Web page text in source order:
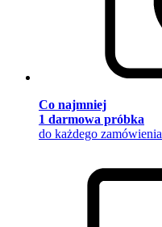
Co najmniej
1 darmowa próbka
do każdego zamówienia